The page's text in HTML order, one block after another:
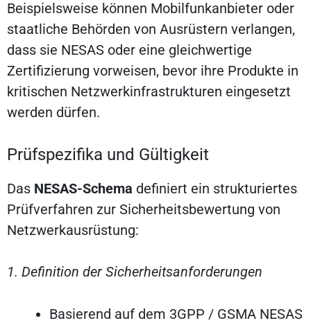
Beispielsweise können Mobilfunkanbieter oder
staatliche Behörden von Ausrüstern verlangen,
dass sie NESAS oder eine gleichwertige
Zertifizierung vorweisen, bevor ihre Produkte in
kritischen Netzwerkinfrastrukturen eingesetzt
werden dürfen.
Prüfspezifika und Gültigkeit
Das NESAS-Schema definiert ein strukturiertes
Prüfverfahren zur Sicherheitsbewertung von
Netzwerkausrüstung:
1. Definition der Sicherheitsanforderungen
Basierend auf dem 3GPP / GSMA NESAS